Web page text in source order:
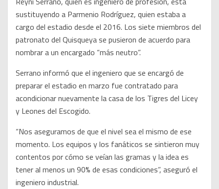
sustituyendo a Parmenio Rodríguez, quien estaba a
cargo del estadio desde el 2016. Los siete miembros del
patronato del Quisqueya se pusieron de acuerdo para
nombrar a un encargado “más neutro”.
Serrano informó que el ingeniero que se encargó de
preparar el estadio en marzo fue contratado para
acondicionar nuevamente la casa de los Tigres del Licey
y Leones del Escogido.
“Nos aseguramos de que el nivel sea el mismo de ese
momento. Los equipos y los fanáticos se sintieron muy
contentos por cómo se veían las gramas y la idea es
tener al menos un 90% de esas condiciones”, aseguró el
ingeniero industrial.